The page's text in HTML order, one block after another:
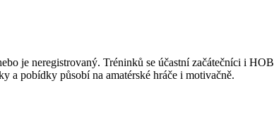
je neregistrovaný. Tréninků se účastní začátečníci i
pobídky působí na amatérské hráče i motivačně.